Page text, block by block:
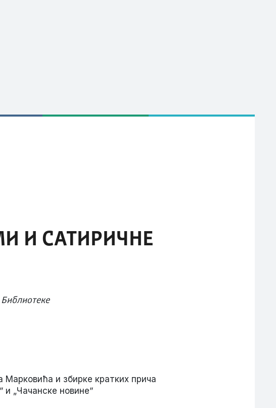
И САТИРИЧНЕ
и збирке кратких прича
и „Чачанске новинеˮ